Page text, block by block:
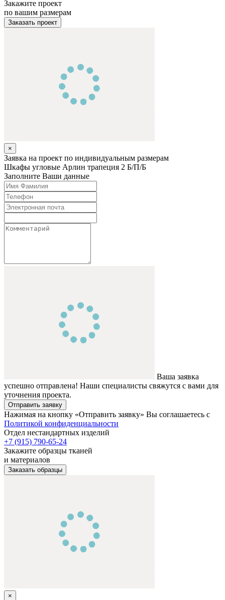
Закажите проект
по вашим размерам
Заказать проект
×
Заявка на проект по индивидуальным размерам
Шкафы угловые Арлин трапеция 2 Б/П/Б
Заполните Ваши данные
Ваша заявка
успешно отправлена! Наши специалисты свяжутся с вами для
уточнения проекта.
Отправить заявку
Нажимая на кнопку «Отправить заявку» Вы соглашаетесь с
Политикой конфиденциальности
Отдел нестандартных изделий
+7 (915) 790-65-24
Закажите образцы тканей
и материалов
Заказать образцы
×